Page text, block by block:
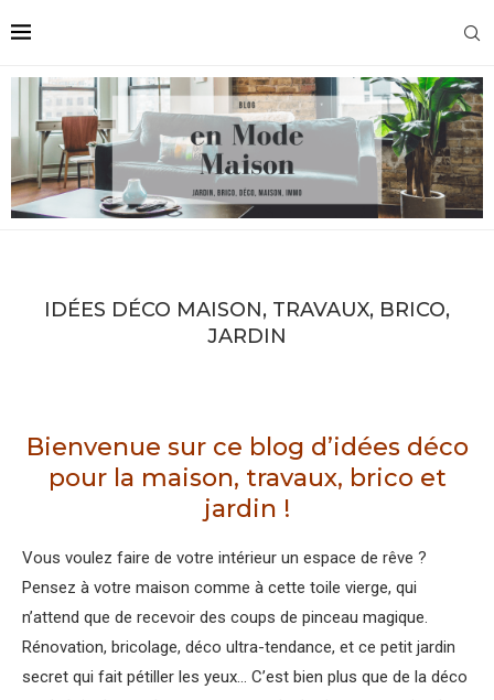
IDÉES DÉCO MAISON, TRAVAUX, BRICO,
JARDIN
Bienvenue sur ce blog d’idées déco
pour la maison, travaux, brico et
jardin !
Vous voulez faire de votre intérieur un espace de rêve ?
Pensez à votre maison comme à cette toile vierge, qui
n’attend que de recevoir des coups de pinceau magique.
Rénovation, bricolage, déco ultra-tendance, et ce petit jardin
secret qui fait pétiller les yeux… C’est bien plus que de la déco